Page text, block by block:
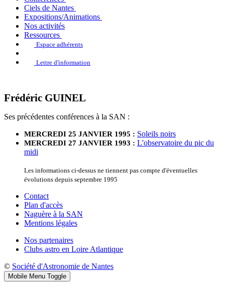
Ciels de Nantes
Expositions/Animations
Nos activités
Ressources
Espace adhérents
Lettre d'information
Frédéric GUINEL
Ses précédentes conférences à la SAN :
MERCREDI 25 JANVIER 1995 : Soleils noirs
MERCREDI 27 JANVIER 1993 : L'observatoire du pic du
midi
Les informations ci-dessus ne tiennent pas compte d'éventuelles
évolutions depuis septembre 1995
Contact
Plan d'accès
Naguère à la SAN
Mentions légales
Nos partenaires
Clubs astro en Loire Atlantique
© Société d'Astronomie de Nantes
Mobile Menu Toggle